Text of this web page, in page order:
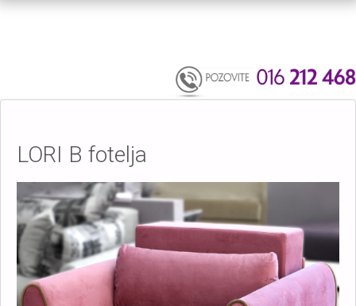
LORI B fotelja